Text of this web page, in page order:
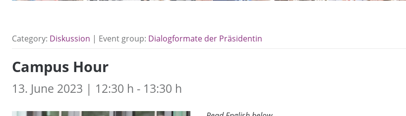
Category: Diskussion | Event group: Dialogformate der Präsidentin
Campus Hour
13. June 2023 | 12:30 h - 13:30 h